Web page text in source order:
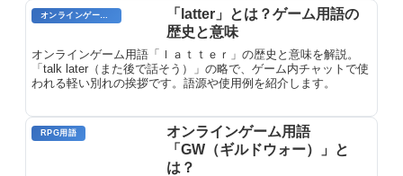
オンラインゲーム用語
「latter」とは？ゲーム用語の
歴史と意味
オンラインゲーム用語「ｌａｔｔｅｒ」の歴史と意味を解説。
「talk later（また後で話そう）」の略で、ゲーム内チャットで使
われる軽い別れの挨拶です。語源や使用例を紹介します。
RPG用語
オンラインゲーム用語
「GW（ギルドウォー）」と
は？